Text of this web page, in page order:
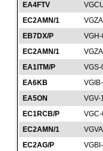
EA4FTV
EC2AMN/1
EB7DX/P
EC2AMN/1
EA1ITM/P
EA6KB
EA5ON
VGV-
EC1RCB/P
EC2AMN/1
EC2AG/P